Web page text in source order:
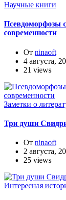
Научные книги
Псевдоморфозы
современности
От ninaoft
4 августа,
21 views
Заметки о
Три души
От ninaoft
2 августа,
25 views
Интересная